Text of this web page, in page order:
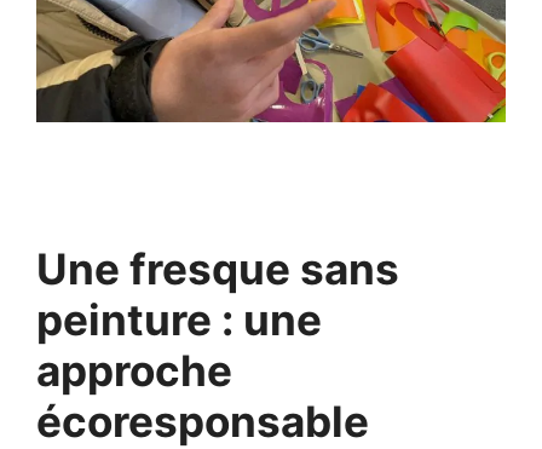
Une fresque sans
peinture : une
approche
écoresponsable